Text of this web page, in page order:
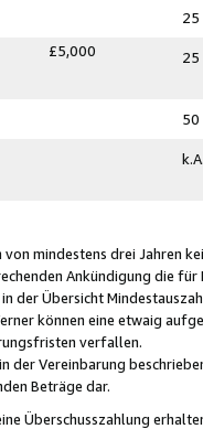
25
£5,000 25
50
mindestens drei Jahren
Ankündigung die
der Übersicht
können eine etwaig
verfallen.
der Vereinbarung
Beträge dar.
Überschusszahlung